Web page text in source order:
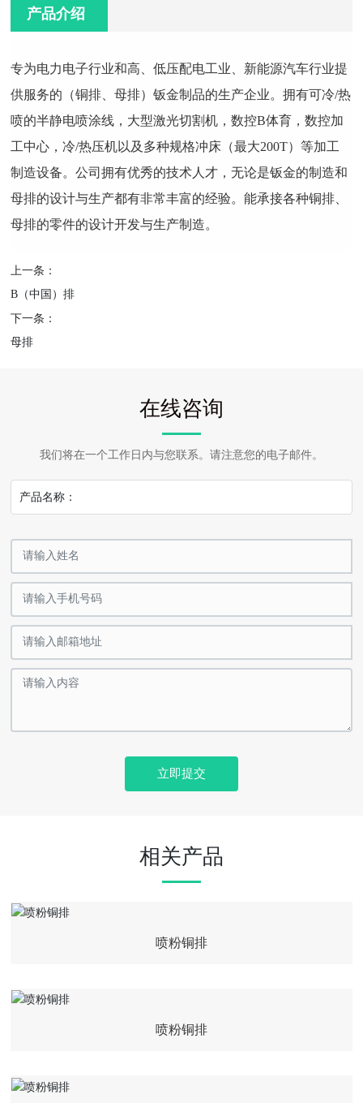
产品介绍
专为电力电子行业和高、低压配电工业、新能源汽车行业提
供服务的（铜排、母排）钣金制品的生产企业。拥有可冷/热
喷的半静电喷涂线，大型激光切割机，数控B体育，数控加
工中心，冷/热压机以及多种规格冲床（最大200T）等加工
制造设备。公司拥有优秀的技术人才，无论是钣金的制造和
母排的设计与生产都有非常丰富的经验。能承接各种铜排、
母排的零件的设计开发与生产制造。
上一条：
B（中国）排
下一条：
母排
在线咨询
我们将在一个工作日内与您联系。请注意您的电子邮件。
产品名称：
立即提交
相关产品
喷粉铜排
喷粉铜排